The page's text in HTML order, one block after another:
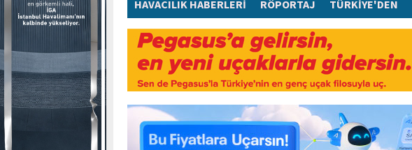
HAVACILIK HABERLERİ RÖPORTAJ TÜRKİYE'DEN